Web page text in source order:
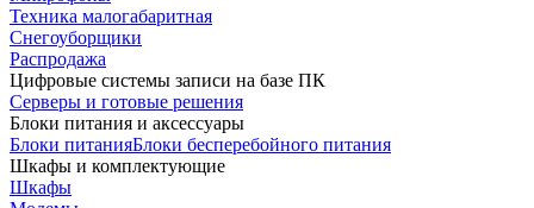
Техника малогабаритная
Снегоуборщики
Распродажа
Цифровые системы записи на базе ПК
Серверы и готовые решения
Блоки питания и аксессуары
Блоки питанияБлоки бесперебойного питания
Шкафы и комплектующие
Шкафы